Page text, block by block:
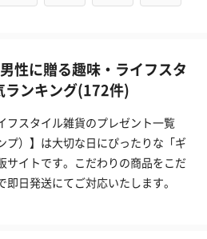
性に贈る趣味・ライフスタ
ランキング(172件)
フスタイル雑貨のプレゼント一覧
プ）】は大切な日にぴったりな「ギ
サイトです。こだわりの商品をこだ
日発送にてご対応いたします。